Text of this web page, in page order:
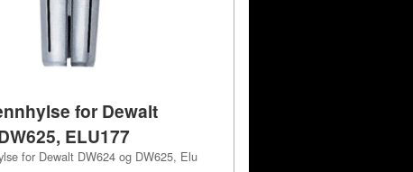
for Dewalt
ELU177
for Dewalt DW624 og DW625, Elu